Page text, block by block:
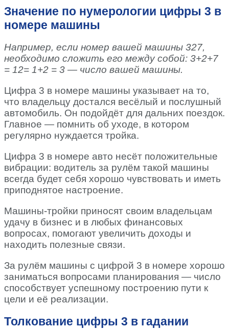
Значение по нумерологии цифры 3 в
номере машины
Например, если номер вашей машины 327,
необходимо сложить его между собой: 3+2+7
= 12= 1+2 = 3 — число вашей машины.
Цифра 3 в номере машины указывает на то,
что владельцу достался весёлый и послушный
автомобиль. Он подойдёт для дальних поездок.
Главное — помнить об уходе, в котором
регулярно нуждается тройка.
Цифра 3 в номере авто несёт положительные
вибрации: водитель за рулём такой машины
всегда будет себя хорошо чувствовать и иметь
приподнятое настроение.
Машины-тройки приносят своим владельцам
удачу в бизнес и в любых финансовых
вопросах, помогают увеличить доходы и
находить полезные связи.
За рулём машины с цифрой 3 в номере хорошо
заниматься вопросами планирования — число
способствует успешному построению пути к
цели и её реализации.
Толкование цифры 3 в гадании